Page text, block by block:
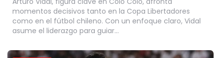
momentos decisivos tanto en la Copa Libertadores
como en el fútbol chileno. Con un enfoque claro, Vidal
asume el liderazgo para guiar…